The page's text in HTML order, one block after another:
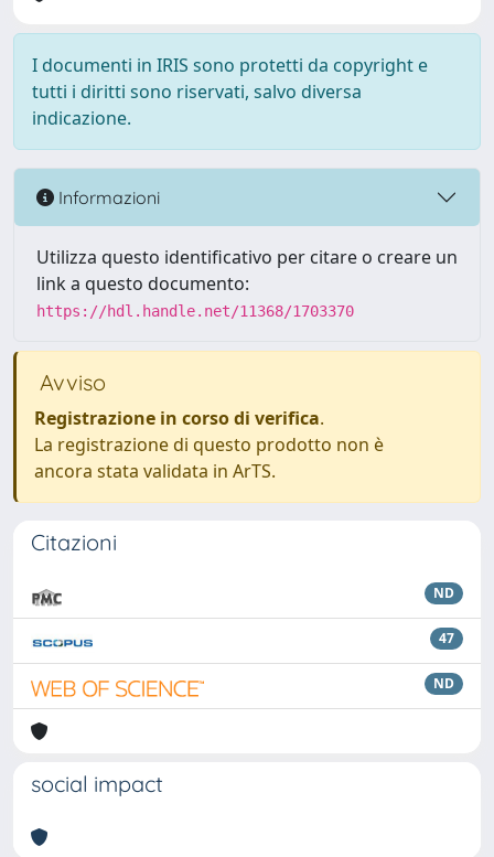
I documenti in IRIS sono protetti da copyright e
tutti i diritti sono riservati, salvo diversa
indicazione.
Informazioni
Utilizza questo identificativo per citare o creare un
link a questo documento:
https://hdl.handle.net/11368/1703370
Avviso
Registrazione in corso di verifica.
La registrazione di questo prodotto non è
ancora stata validata in ArTS.
Citazioni
ND
47
ND
social impact